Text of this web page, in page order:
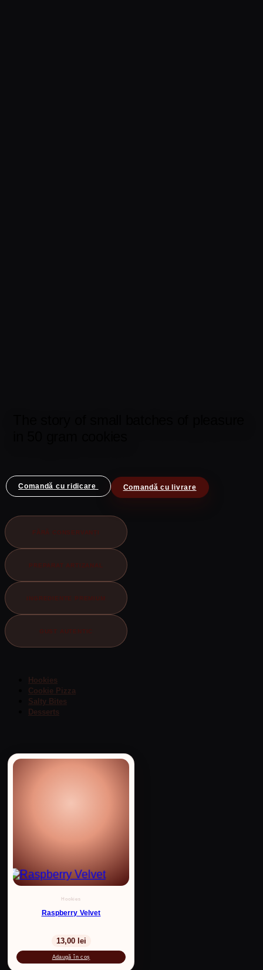
Comandă cu ridicare Comandă cu livrare
FĂRĂ CONSERVANȚI
PREPARAT ARTIZANAL
INGREDIENTE PREMIUM
GUST AUTENTIC
Hookies
Cookie Pizza
Salty Bites
Desserts
Hookies
Raspberry Velvet
13,00 lei
Adaugă în coș